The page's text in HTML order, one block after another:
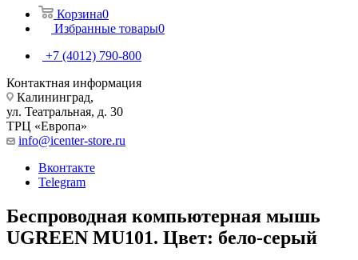
Корзина0
Избранные товары0
+7 (4012) 790-800
Контактная информация
Калининград,
ул. Театральная, д. 30
ТРЦ «Европа»
info@icenter-store.ru
Вконтакте
Telegram
Беспроводная компьютерная мышь
UGREEN MU101. Цвет: бело-серый